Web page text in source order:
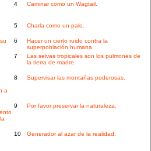
4 Caminar como un Wagtail.
5 Charla como un palo.
6
Hacer un cierto ruido contra la
superpoblación humana.
7
Las selvas tropicales son los pulmones de
la tierra de madre.
a
8 Supervisar las montañas poderosas.
9 Por favor preservar la naturaleza.
10 Generador al azar de la realidad.